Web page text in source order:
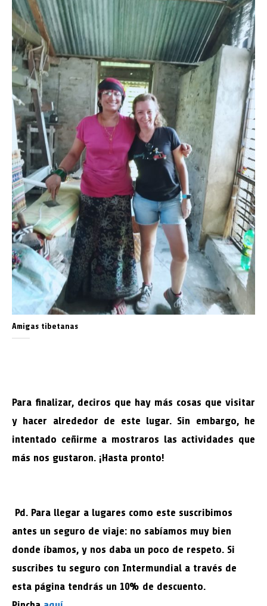
Amigas tibetanas
Para finalizar, deciros que hay más cosas que visitar
y hacer alrededor de este lugar. Sin embargo, he
intentado ceñirme a mostraros las actividades que
más nos gustaron. ¡Hasta pronto!
Pd. Para llegar a lugares como este suscribimos
antes un seguro de viaje: no sabíamos muy bien
donde íbamos, y nos daba un poco de respeto. Si
suscribes tu seguro con Intermundial a través de
esta página tendrás un 10% de descuento.